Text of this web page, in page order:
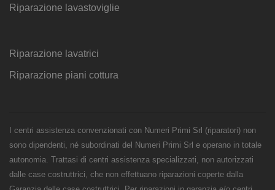
Riparazione lavastoviglie
Riparazione lavatrici
Riparazione piani cottura
I centri assistenza convenzionati con Numeri Primi Srl (riparatori) non
sono dipendenti, né subordinati del Numeri Primi Srl e operano in totale
autonomia. Trattasi di centri assistenza specializzati, non autorizzati
dalle case costruttrici, che non effettuano riparazioni coperte dalla